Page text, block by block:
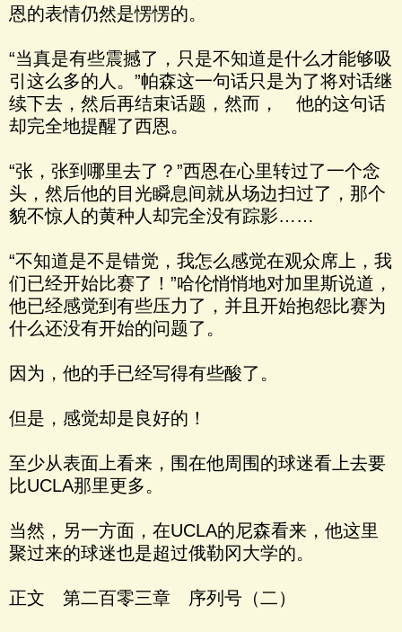
恩的表情仍然是愣愣的。
“当真是有些震撼了，只是不知道是什么才能够吸
引这么多的人。”帕森这一句话只是为了将对话继
续下去，然后再结束话题，然而， 他的这句话
却完全地提醒了西恩。
“张，张到哪里去了？”西恩在心里转过了一个念
头，然后他的目光瞬息间就从场边扫过了，那个
貌不惊人的黄种人却完全没有踪影……
“不知道是不是错觉，我怎么感觉在观众席上，我
们已经开始比赛了！”哈伦悄悄地对加里斯说道，
他已经感觉到有些压力了，并且开始抱怨比赛为
什么还没有开始的问题了。
因为，他的手已经写得有些酸了。
但是，感觉却是良好的！
至少从表面上看来，围在他周围的球迷看上去要
比UCLA那里更多。
当然，另一方面，在UCLA的尼森看来，他这里
聚过来的球迷也是超过俄勒冈大学的。
正文 第二百零三章 序列号（二）